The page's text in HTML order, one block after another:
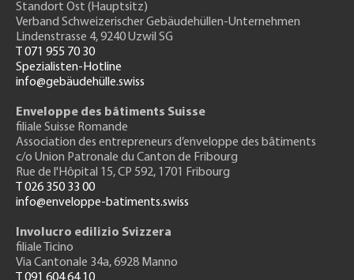
Standort Ost (Hauptsitz)
Verband Schweizerischer Gebäudehüllen-Unternehmen
Lindenstrasse 4, 9240 Uzwil SG
T 071 955 70 30
Spezialisten-Hotline
info@gebäudehülle.swiss
Enveloppe des bâtiments Suisse
filiale Suisse Romande
Association des entrepreneurs d’enveloppe des bâtiments
c/o Union Patronale du Canton de Fribourg
Rue de l'Hôpital 15, CP 592, 1701 Fribourg
T 026 350 33 00
info@enveloppe-batiments.swiss
Involucro edilizio Svizzera
filiale Ticino
Via Cantonale 34a, 6928 Manno